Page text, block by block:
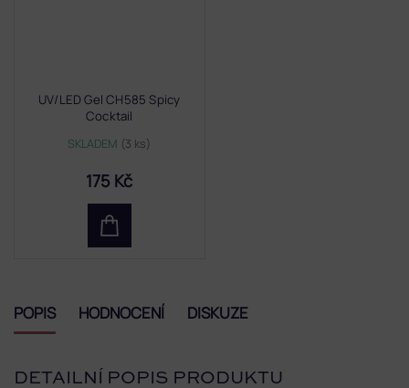
UV/LED Gel CH585 Spicy
Cocktail
SKLADEM (3 ks)
175 Kč
POPIS HODNOCENÍ DISKUZE
DETAILNÍ POPIS PRODUKTU